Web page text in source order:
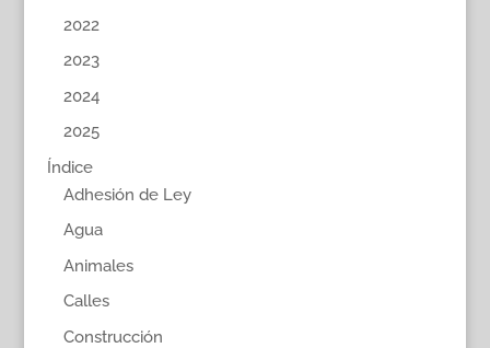
2022
2023
2024
2025
Índice
Adhesión de Ley
Agua
Animales
Calles
Construcción